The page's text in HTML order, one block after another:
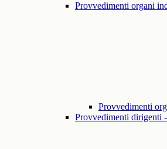
Provvedimenti organi
Provvedimenti
Provvedimenti dirigenti